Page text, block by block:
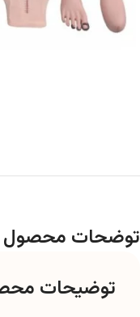
توضحات محصول
توضیحات